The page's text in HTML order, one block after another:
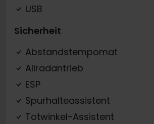
USB
Sicherheit
Abstandstempomat
Allradantrieb
ESP
Spurhalteassistent
Totwinkel-Assistent